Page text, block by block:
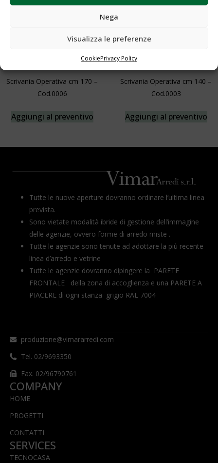
Nega
Visualizza le preferenze
CookiePrivacy Policy
Scrivania Operativa cm 170 –
Cod.0006
Aggiungi al preventivo
Scrivania Operativa cm 140 –
Cod.0003
Aggiungi al preventivo
Tutte le nuove aperture dovranno ordinare l’ultima linea
prevista.
Sono vietate modalità ibride di gestione dell’immagine
delle agenzie, ovvero forme di arredo miste .
Tutte le agenzie sono tenute ad adottare la più recente
linea d’arredo e vetrine
Tutte le agenzie dovranno dipingere la PARETE
FRONTALE della zona di accoglienza e una PARETE A
PIACERE di ogni stanza grigio RAL 7004
produzione@vimararredi.com
Tel. 02/9693350
Fax. 02/96790761
COMPANY
HOME
PROGETTI
CONTATTI
SERVICES
TECNOCASA